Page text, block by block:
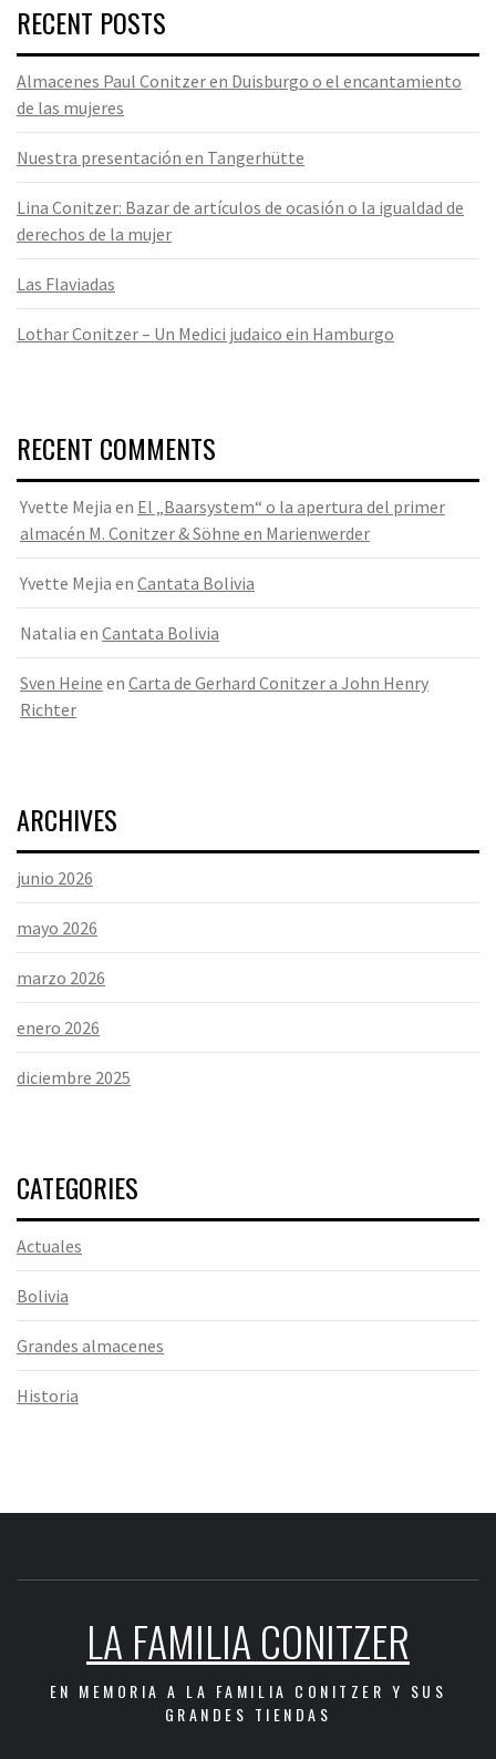
RECENT POSTS
Almacenes Paul Conitzer en Duisburgo o el encantamiento
de las mujeres
Nuestra presentación en Tangerhütte
Lina Conitzer: Bazar de artículos de ocasión o la igualdad de
derechos de la mujer
Las Flaviadas
Lothar Conitzer – Un Medici judaico ein Hamburgo
RECENT COMMENTS
Yvette Mejia en El „Baarsystem“ o la apertura del primer
almacén M. Conitzer & Söhne en Marienwerder
Yvette Mejia en Cantata Bolivia
Natalia en Cantata Bolivia
Sven Heine en Carta de Gerhard Conitzer a John Henry
Richter
ARCHIVES
junio 2026
mayo 2026
marzo 2026
enero 2026
diciembre 2025
CATEGORIES
Actuales
Bolivia
Grandes almacenes
Historia
LA FAMILIA CONITZER
EN MEMORIA A LA FAMILIA CONITZER Y SUS
GRANDES TIENDAS